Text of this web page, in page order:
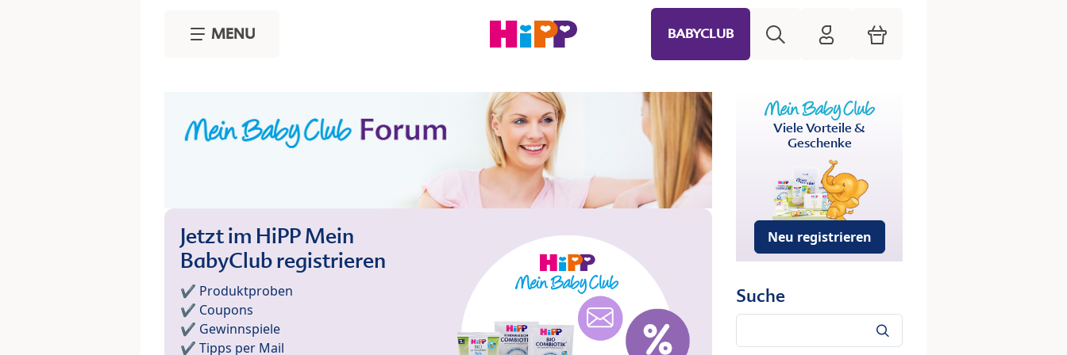
MENU BABYCLUB HiPP Mein Babyclub
Warenkorb
Jetzt im HiPP Mein
BabyClub registrieren
✔️ Produktproben
✔️ Coupons
✔️ Gewinnspiele
✔️ Tipps per Mail
Viele Vorteile &
Geschenke
Neu registrieren
Suche